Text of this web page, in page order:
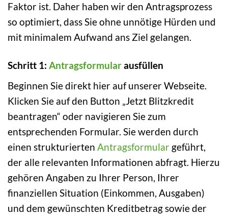
Faktor ist. Daher haben wir den Antragsprozess
so optimiert, dass Sie ohne unnötige Hürden und
mit minimalem Aufwand ans Ziel gelangen.
Schritt 1: Antragsformularausfüllen
Beginnen Sie direkt hier auf unserer Webseite.
Klicken Sie auf den Button „Jetzt Blitzkredit
beantragen“ oder navigieren Sie zum
entsprechenden Formular. Sie werden durch
einen strukturierten Antragsformular geführt,
der alle relevanten Informationen abfragt. Hierzu
gehören Angaben zu Ihrer Person, Ihrer
finanziellen Situation (Einkommen, Ausgaben)
und dem gewünschten Kreditbetrag sowie der